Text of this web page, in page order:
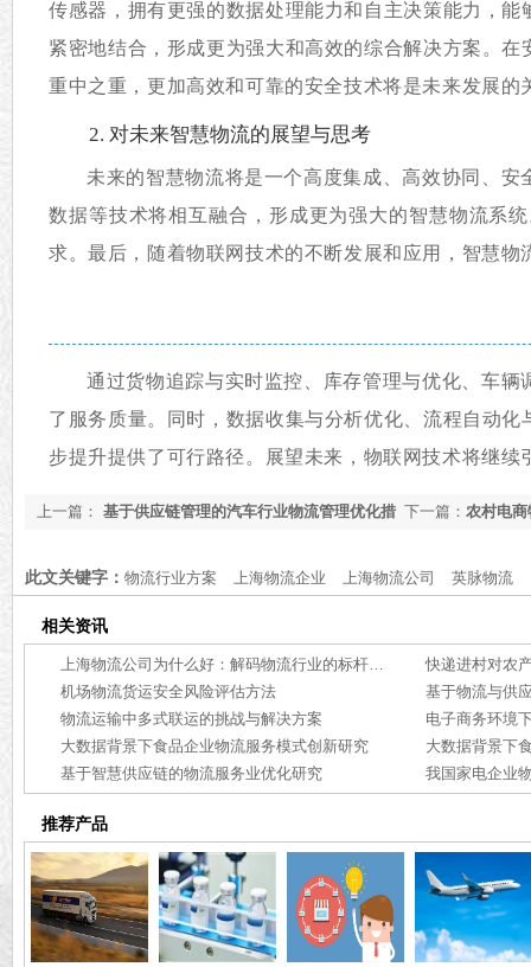
传感器，拥有更强的数据处理能力和自主决策能力，
紧密地结合，形成更为强大和高效的综合解决方案。
重中之重，更加高效和可靠的安全技术将是未来发展的
2. 对未来智慧物流的展望与思考
未来的智慧物流将是一个高度集成、高效协同、
数据等技术将相互融合，形成更为强大的智慧物流系
求。最后，随着物联网技术的不断发展和应用，智慧
通过货物追踪与实时监控、库存管理与优化、车
了服务质量。同时，数据收集与分析优化、流程自动
步提升提供了可行路径。展望未来，物联网技术将继
下一篇： 农村电
上一篇： 基于供应链管理的汽车行业物流管理优化措
此文关键字： 物流行业方案 上海物流企业 上海物流公司 英脉物流
相关资讯
上海物流公司为什么好：解码物流行业的标杆力量【行业百科】
快递进村对农
机场物流货运安全风险评估方法
基于物流与供
物流运输中多式联运的挑战与解决方案
电子商务环境
大数据背景下食品企业物流服务模式创新研究
大数据背景下
基于智慧供应链的物流服务业优化研究
推荐产品